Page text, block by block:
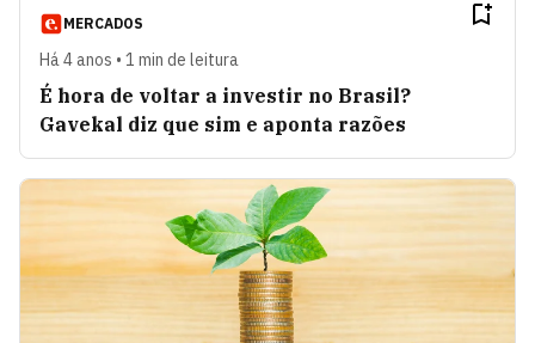
MERCADOS
Há 4 anos • 1 min de leitura
É hora de voltar a investir no Brasil?
Gavekal diz que sim e aponta razões